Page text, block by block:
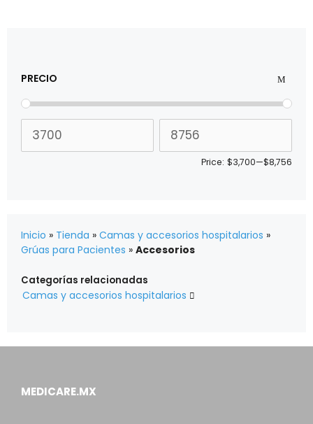
PRECIO
Price: $3,700—$8,756
Inicio » Tienda » Camas y accesorios hospitalarios »
Grúas para Pacientes » Accesorios
Categorías relacionadas
Camas y accesorios hospitalarios 
MEDICARE.MX